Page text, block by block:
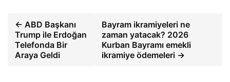
← ABD Başkanı
Trump ile Erdoğan
Telefonda Bir
Araya Geldi
Bayram ikramiyeleri ne
zaman yatacak? 2026
Kurban Bayramı emekli
ikramiye ödemeleri →